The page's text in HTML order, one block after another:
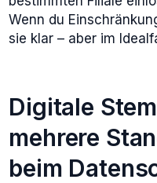
Wenn du
sie klar – aber im
Digitale
mehrere
beim